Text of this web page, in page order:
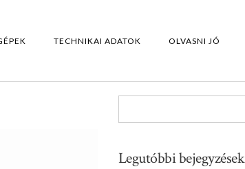
TECHNIKAI ADATOK OLVASNI JÓ
Legutóbbi bejegyzések